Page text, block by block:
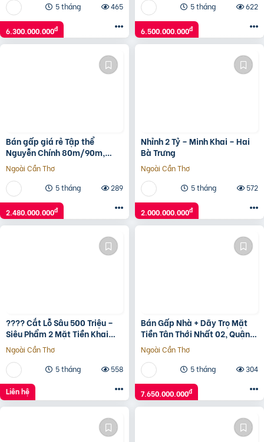
5 tháng
465
6.300.000.000đ
5 tháng
622
6.500.000.000đ
Bán gấp giá rẻ Tập thể
Nguyễn Chính 80m/90m,
tầng 2, 2.48 tỷ Hoàng Mai.
Ngoài Cần Thơ
5 tháng
289
2.480.000.000đ
Nhỉnh 2 Tỷ – Minh Khai – Hai
Bà Trưng
Ngoài Cần Thơ
5 tháng
572
2.000.000.000đ
???? Cắt Lỗ Sâu 500 Triệu –
Siêu Phẩm 2 Mặt Tiền Khai
Thác Dòng Tiền Trên 20
Triệu/Tháng
Ngoài Cần Thơ
5 tháng
558
Liên hệ
Bán Gấp Nhà + Dãy Trọ Mặt
Tiền Tân Thới Nhất 02, Quận
12 – Giảm Sốc 7.65 Tỷ‼️
Ngoài Cần Thơ
5 tháng
304
7.650.000.000đ